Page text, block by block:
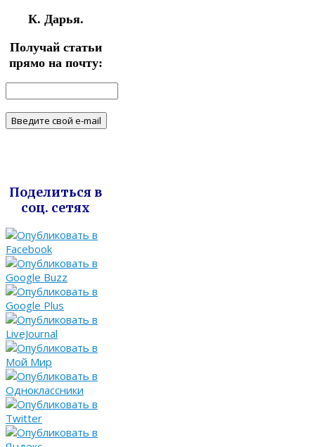
К. Дарья.
Получай статьи
прямо на почту:
Поделиться в
соц. сетях